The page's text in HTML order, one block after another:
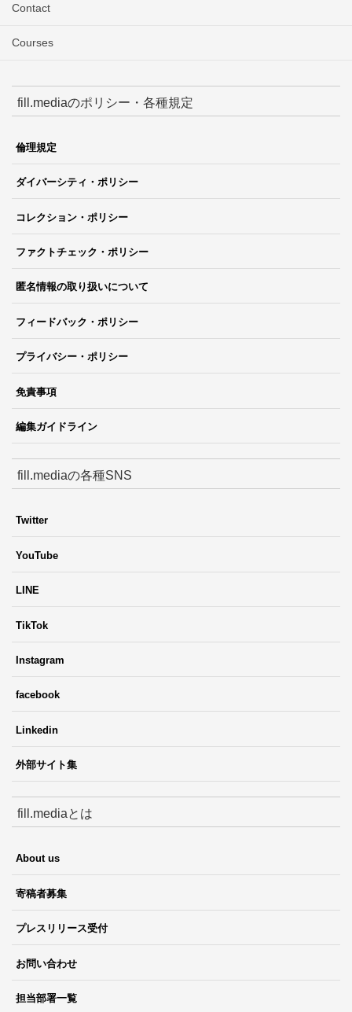
Contact
Courses
fill.mediaのポリシー・各種規定
倫理規定
ダイバーシティ・ポリシー
コレクション・ポリシー
ファクトチェック・ポリシー
匿名情報の取り扱いについて
フィードバック・ポリシー
プライバシー・ポリシー
免責事項
編集ガイドライン
fill.mediaの各種SNS
Twitter
YouTube
LINE
TikTok
Instagram
facebook
Linkedin
外部サイト集
fill.mediaとは
About us
寄稿者募集
プレスリリース受付
お問い合わせ
担当部署一覧